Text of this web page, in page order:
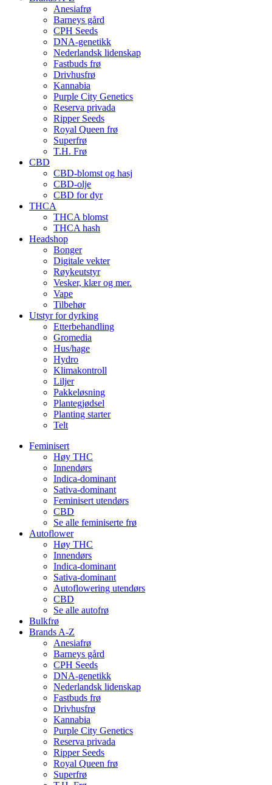
Anesiafrø
Barneys gård
CPH Seeds
DNA-genetikk
Nederlandsk lidenskap
Fastbuds frø
Drivhusfrø
Kannabia
Purple City Genetics
Reserva privada
Ripper Seeds
Royal Queen frø
Superfrø
T.H. Frø
CBD
CBD-blomst og hasj
CBD-olje
CBD for dyr
THCA
THCA blomst
THCA hash
Headshop
Bonger
Digitale vekter
Røykeutstyr
Vesker, klær og mer.
Vape
Tilbehør
Utstyr for dyrking
Etterbehandling
Gromedia
Hus/hage
Hydro
Klimakontroll
Liljer
Pakkeløsning
Plantegjødsel
Planting starter
Telt
Feminisert
Høy THC
Innendørs
Indica-dominant
Sativa-dominant
Feminisert utendørs
CBD
Se alle feminiserte frø
Autoflower
Høy THC
Innendørs
Indica-dominant
Sativa-dominant
Autoflowering utendørs
CBD
Se alle autofrø
Bulkfrø
Brands A-Z
Anesiafrø
Barneys gård
CPH Seeds
DNA-genetikk
Nederlandsk lidenskap
Fastbuds frø
Drivhusfrø
Kannabia
Purple City Genetics
Reserva privada
Ripper Seeds
Royal Queen frø
Superfrø